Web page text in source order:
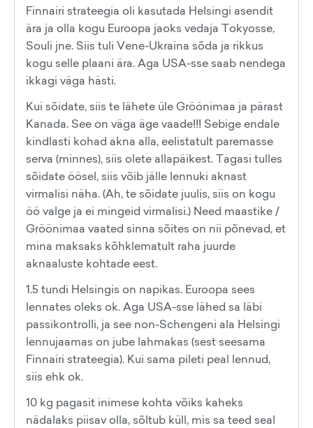
Finnairi strateegia oli kasutada Helsingi asendit
ära ja olla kogu Euroopa jaoks vedaja Tokyosse,
Souli jne. Siis tuli Vene-Ukraina sõda ja rikkus
kogu selle plaani ära. Aga USA-sse saab nendega
ikkagi väga hästi.
Kui sõidate, siis te lähete üle Gröönimaa ja pärast
Kanada. See on väga äge vaade!!! Sebige endale
kindlasti kohad akna alla, eelistatult paremasse
serva (minnes), siis olete allapäikest. Tagasi tulles
sõidate öösel, siis võib jälle lennuki aknast
virmalisi näha. (Ah, te sõidate juulis, siis on kogu
öö valge ja ei mingeid virmalisi.) Need maastike /
Gröönimaa vaated sinna sõites on nii põnevad, et
mina maksaks kõhklematult raha juurde
aknaaluste kohtade eest.
1.5 tundi Helsingis on napikas. Euroopa sees
lennates oleks ok. Aga USA-sse lähed sa läbi
passikontrolli, ja see non-Schengeni ala Helsingi
lennujaamas on jube lahmakas (sest seesama
Finnairi strateegia). Kui sama pileti peal lennud,
siis ehk ok.
10 kg pagasit inimese kohta võiks kaheks
nädalaks piisav olla, sõltub küll, mis sa teed seal